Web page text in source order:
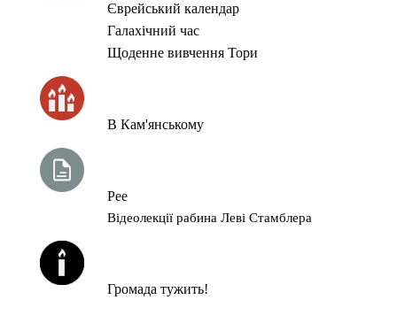
Єврейський календар
Галахічний час
Щоденне вивчення Тори
В Кам'янському
Рее
Відеолекції рабина Леві Стамблера
Громада тужить!